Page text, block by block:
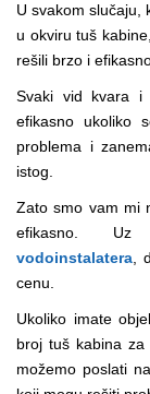
U svakom slučaju,
u okviru tuš
rešili brzo i
Svaki vid kvara i
efikasno ukoliko
problema i
istog.
Zato smo vam mi
efikasno.
vodoinstalatera ,
cenu.
Ukoliko imate
broj tuš kabina
možemo poslati